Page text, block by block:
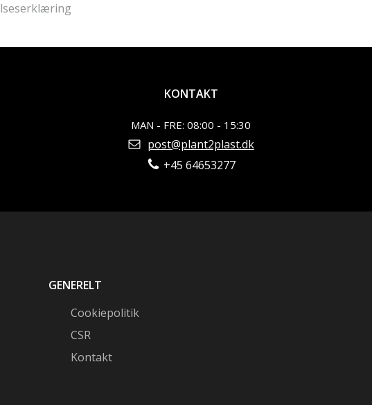
KONTAKT
MAN - FRE: 08:00 - 15:30
post@plant2plast.dk
+45 64653277
GENERELT
Cookiepolitik
CSR
Kontakt